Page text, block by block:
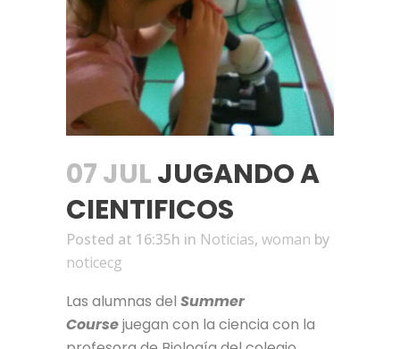
07 JULJUGANDO A
CIENTIFICOS
Posted at 16:35h in Noticias, woman by
noticecg
Las alumnas del Summer
Coursejuegan con la ciencia con la